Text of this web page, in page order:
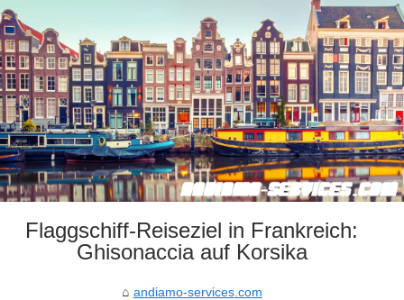
Flaggschiff-Reiseziel in Frankreich:
Ghisonaccia auf Korsika
andiamo-services.com